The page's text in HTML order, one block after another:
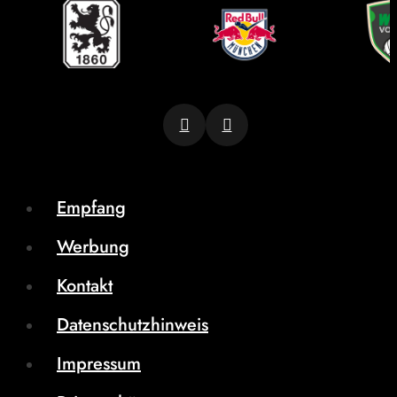
Empfang
Werbung
Kontakt
Datenschutzhinweis
Impressum